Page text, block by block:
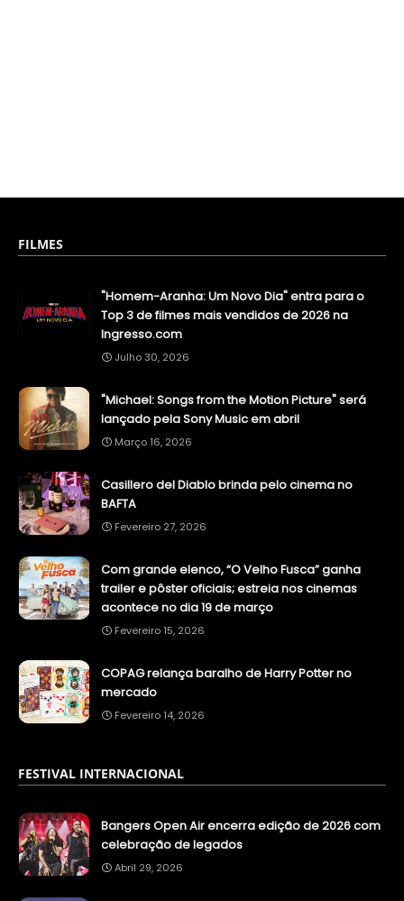
FILMES
"Homem-Aranha: Um Novo Dia" entra para o
Top 3 de filmes mais vendidos de 2026 na
Ingresso.com
Julho 30, 2026
"Michael: Songs from the Motion Picture" será
lançado pela Sony Music em abril
Março 16, 2026
Casillero del Diablo brinda pelo cinema no
BAFTA
Fevereiro 27, 2026
Com grande elenco, “O Velho Fusca” ganha
trailer e pôster oficiais; estreia nos cinemas
acontece no dia 19 de março
Fevereiro 15, 2026
COPAG relança baralho de Harry Potter no
mercado
Fevereiro 14, 2026
FESTIVAL INTERNACIONAL
Bangers Open Air encerra edição de 2026 com
celebração de legados
Abril 29, 2026